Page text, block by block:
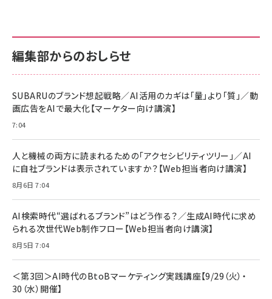
編集部からのおしらせ
SUBARUのブランド想起戦略／AI活用のカギは「量」より「質」／動
画広告をAIで最大化【マーケター向け講演】
7:04
人と機械の両方に読まれるための「アクセシビリティツリー」／AI
に自社ブランドは表示されていますか？【Web担当者向け講演】
8月6日 7:04
AI検索時代“選ばれるブランド”はどう作る？／生成AI時代に求め
られる次世代Web制作フロー【Web担当者向け講演】
8月5日 7:04
＜第3回＞AI時代のBtoBマーケティング実践講座【9/29（火）・
30（水）開催】